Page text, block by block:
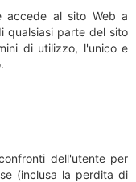
accede al sito Web a
qualsiasi parte del sito
di utilizzo, l'unico e
dell'utente per
(inclusa la perdita di